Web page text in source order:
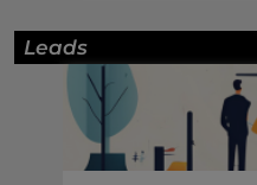
Leads